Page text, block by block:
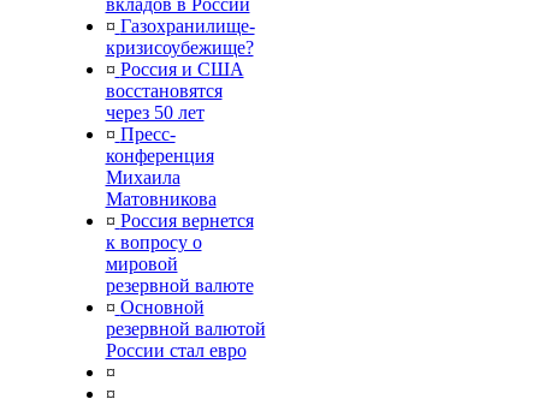
вкладов в России
¤ Газохранилище-
кризисоубежище?
¤ Россия и США
восстановятся
через 50 лет
¤ Пресс-
конференция
Михаила
Матовникова
¤ Россия вернется
к вопросу о
мировой
резервной валюте
¤ Основной
резервной валютой
России стал евро
¤
¤